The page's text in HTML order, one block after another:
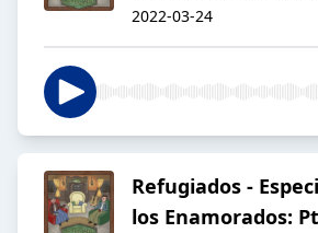
2022-03-24
Refugiados -
los Enamorados: